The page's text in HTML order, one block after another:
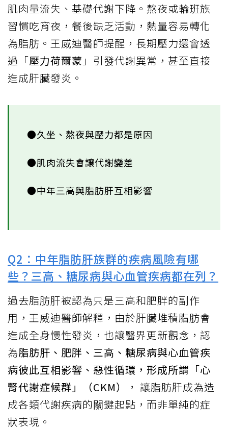
肌肉量流失、基礎代謝下降。熬夜或輪班族
習慣吃宵夜，餐後缺乏活動，熱量容易轉化
為脂肪。王威迪醫師提醒，長期壓力還會透
過「壓力荷爾蒙 」引發代謝異常，甚至直接
造成肝臟發炎。
●久坐、熬夜與壓力都是原因
●肌肉流失會讓代謝變差
●中年三高與脂肪肝互相影響
Q2：中年脂肪肝族群的疾病風險有哪
些？三高、糖尿病與心血管疾病都在列？
過去脂肪肝被認為只是三高和肥胖的副作
用，王威迪醫師解釋，由於肝臟堆積脂肪會
造成全身慢性發炎，也讓醫界更新觀念，認
為脂肪肝、肥胖、三高、糖尿病與心血管疾
病彼此互相影響、惡性循環，形成所謂「心
腎代謝症候群」（CKM）
， 讓脂肪肝成為造
成各類代謝疾病的關鍵起點，而非單純的症
狀表現。